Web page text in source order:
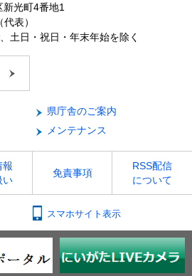
光町4番地1
表）
土日・祝日・年末年始を除く
県庁舎のご案内
メンテナンス
報
い
免責事項
RSS配信
について
スマホサイト表示